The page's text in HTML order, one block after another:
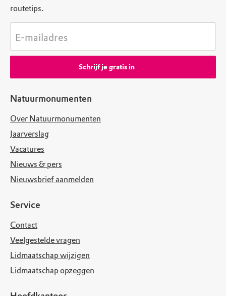
Natuurmonumenten
Over Natuurmonumenten
Jaarverslag
Vacatures
Nieuws & pers
Nieuwsbrief aanmelden
Service
Contact
Veelgestelde vragen
Lidmaatschap wijzigen
Lidmaatschap opzeggen
routetips.
E-mailadres
Schrijf je gratis in